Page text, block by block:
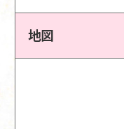
地図